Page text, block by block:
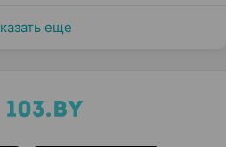
еще